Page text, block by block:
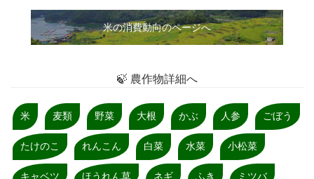
米の消費動向のページへ
🍃 農作物詳細へ
米 麦類 野菜 大根 かぶ 人参 ごぼう
たけのこ れんこん 白菜 水菜 小松菜
キャベツ ほうれん草 ネギ ふき ミツバ